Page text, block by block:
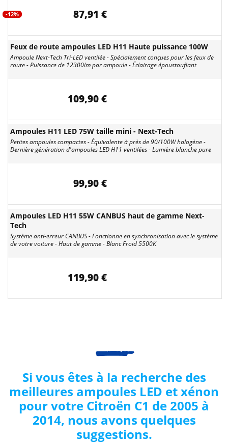
-12% 87,91 €
Feux de route ampoules LED H11 Haute puissance 100W
Ampoule Next-Tech Tri-LED ventilée - Spécialement conçues pour les feux de
route - Puissance de 12300lm par ampoule - Éclairage époustouflant
109,90 €
Ampoules H11 LED 75W taille mini - Next-Tech
Petites ampoules compactes - Équivalente à près de 90/100W halogène -
Dernière génération d'ampoules LED H11 ventilées - Lumière blanche pure
99,90 €
Ampoules LED H11 55W CANBUS haut de gamme Next-
Tech
Système anti-erreur CANBUS - Fonctionne en synchronisation avec le système
de votre voiture - Haut de gamme - Blanc Froid 5500K
119,90 €
Si vous êtes à la recherche des
meilleures ampoules LED et xénon
pour votre Citroën C1 de 2005 à
2014, nous avons quelques
suggestions.